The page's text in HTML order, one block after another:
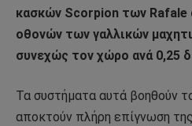
κασκών Scorpion των Rafale
οθονών των γαλλικών
συνεχώς τον χώρο ανά 0,25
Τα συστήματα αυτά βοηθούν
αποκτούν πλήρη επίγνωση